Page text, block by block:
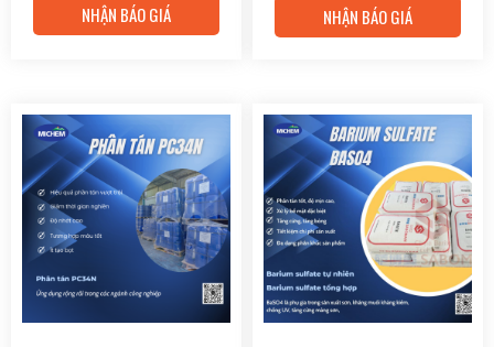
NHẬN BÁO GIÁ NHẬN BÁO GIÁ